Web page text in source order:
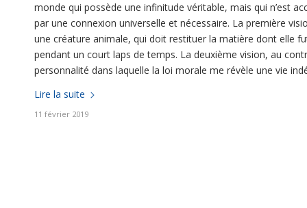
monde qui possède une infinitude véritable, mais qui n’est
par une connexion universelle et nécessaire. La première
une créature animale, qui doit restituer la matière dont elle
pendant un court laps de temps. La deuxième vision, au
personnalité dans laquelle la loi morale me révèle une vie
Lire la suite
11 février 2019